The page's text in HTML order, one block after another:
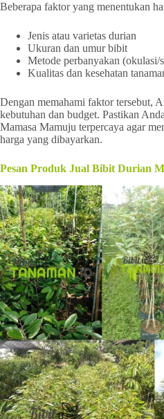
Beberapa faktor yang menentukan
Jenis atau varietas durian
Ukuran dan umur bibit
Metode perbanyakan (okulasi/
Kualitas dan kesehatan
Dengan memahami faktor tersebut,
kebutuhan dan budget. Pastikan
Mamasa Mamuju terpercaya agar
harga yang dibayarkan.
Pesan Produk Jual Bibit Durian